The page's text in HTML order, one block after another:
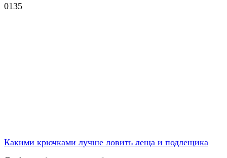
0135
Какими крючками лучше ловить леща и подлещика